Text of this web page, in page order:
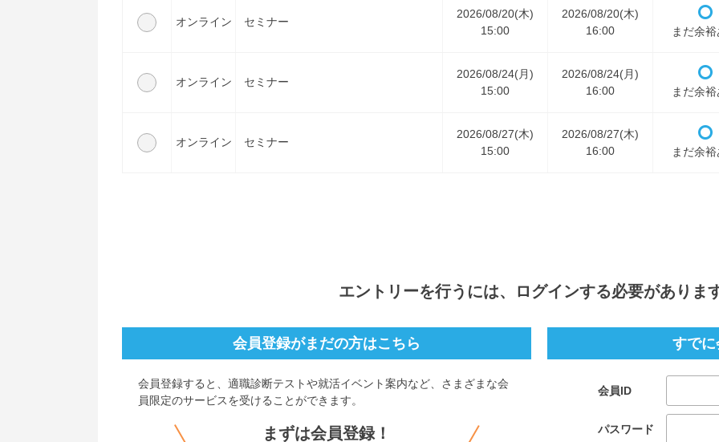
オンライン セミナー
2026/08/20(木)
15:00
2026/08/20(木)
16:00
まだ余
オンライン セミナー
2026/08/24(月)
15:00
2026/08/24(月)
16:00
まだ余
オンライン セミナー
2026/08/27(木)
15:00
2026/08/27(木)
16:00
まだ余
エントリーを行うには、ログインする必要がありま
すで
会員ID
パスワード
会員登録がまだの方はこちら
会員登録すると、 適職診断テストや就活イベント案内など、さまざまな会
員限定のサービスを受けることができます。
まずは会員登録！